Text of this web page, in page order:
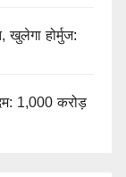
खुलेगा होर्मुज:
1,000 करोड़